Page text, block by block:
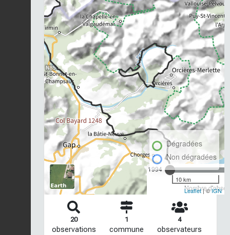
1994
Nombre
Dégradées
Non dégradées
10 km
Leaflet| ©IGN
20
observations
1
commune
4
observateurs